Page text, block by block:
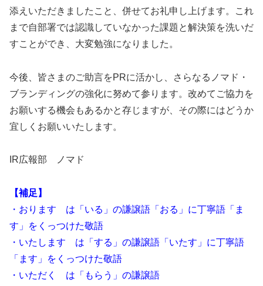
添えいただきましたこと、併せてお礼申し上げます。これ
まで自部署では認識していなかった課題と解決策を洗いだ
すことができ、大変勉強になりました。
今後、皆さまのご助言をPRに活かし、さらなるノマド・
ブランディングの強化に努めて参ります。改めてご協力を
お願いする機会もあるかと存じますが、その際にはどうか
宜しくお願いいたします。
IR広報部 ノマド
【補足】
・おります は「いる」の謙譲語「おる」に丁寧語「ま
す」をくっつけた敬語
・いたします は「する」の謙譲語「いたす」に丁寧語
「ます」をくっつけた敬語
・いただく は「もらう」の謙譲語